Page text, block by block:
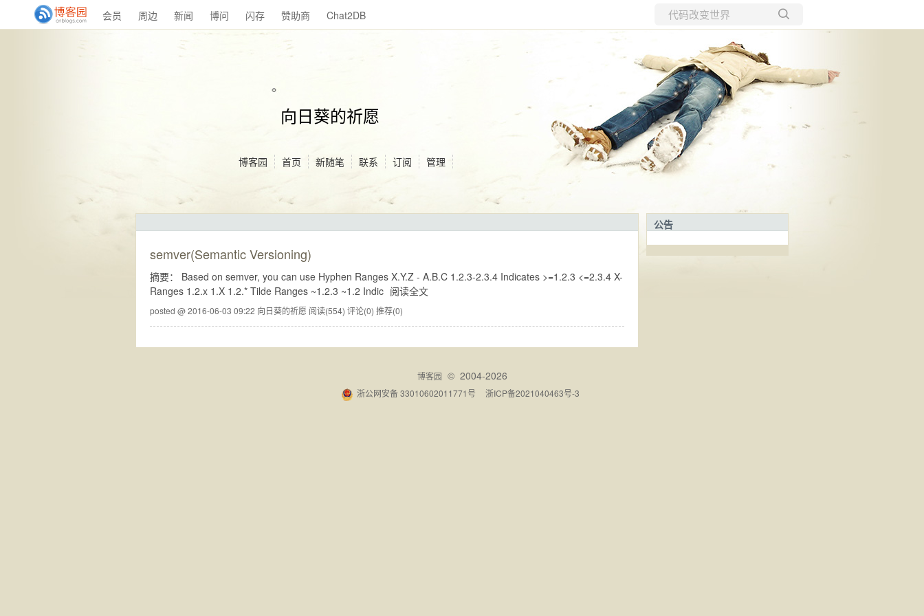
会员 周边 新闻 博问 闪存 赞助商 Chat2DB
当前博客
向日葵的祈愿
博客园 首页 新随笔 联系 订阅 管理
semver(Semantic Versioning)
摘要： Based on semver, you can use Hyphen Ranges X.Y.Z - A.B.C 1.2.3-2.3.4 Indicates >=1.2.3 <=2.3.4 X-
Ranges 1.2.x 1.X 1.2.* Tilde Ranges ~1.2.3 ~1.2 Indic 阅读全文
posted @ 2016-06-03 09:22 向日葵的祈愿 阅读(554) 评论(0) 推荐(0)
公告
博客园 © 2004-2026
浙公网安备 33010602011771号 浙ICP备2021040463号-3